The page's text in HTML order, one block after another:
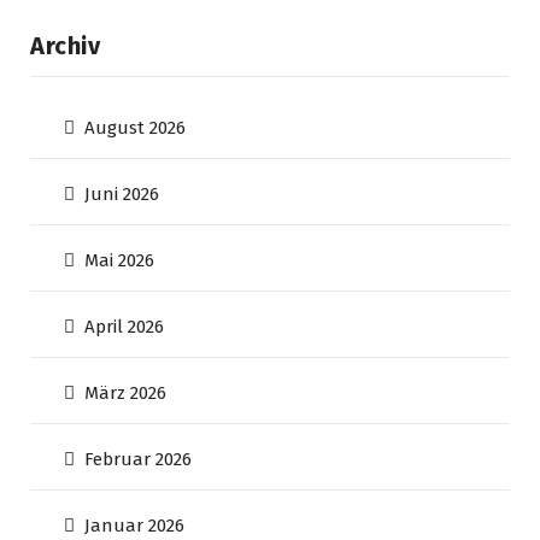
Archiv
August 2026
Juni 2026
Mai 2026
April 2026
März 2026
Februar 2026
Januar 2026